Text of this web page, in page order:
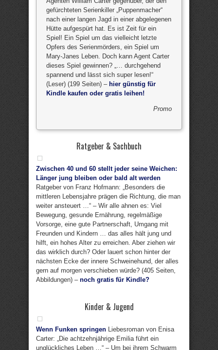
gefürchteten Serienkiller „Puppenmacher“
nach einer langen Jagd in einer abgelegenen
Hütte aufgespürt hat. Es ist Zeit für ein
Spiel! Ein Spiel um das vielleicht letzte
Opfers des Serienmörders, ein Spiel um
Mary-Janes Leben. Doch kann Agent Carter
dieses Spiel gewinnen? „… durchgehend
spannend und lässt sich super lesen!“
(Leser) (199 Seiten) – hier günstig für
Kindle kaufen oder gratis leihen!
Promo
Ratgeber & Sachbuch
Zwischen 40 und 60 stellt jeder seine Weichen:
Länger jung bleiben oder bald alt werden
Ratgeber von Franz Hofmann: „Besonders die
mittleren Lebensjahre prägen die Richtung, die man
weiter ansteuert …“ – Wir alle ahnen es: Viel
Bewegung, gesunde Ernährung, regelmäßige
Vorsorge, eine gute Partnerschaft, Umgang mit
Freunden und Kindern … das alles hält jung und
hilft, ein hohes Alter zu erreichen. Aber ziehen wir
das wirklich durch? Oder lauert schon hinter der
nächsten Ecke der innere Schweinehund, der alles
gern auf morgen verschieben würde? (405 Seiten,
Abbildungen) – noch gratis für Kindle?
Kinder & Jugend
Wenn Funken springen Liebesroman von Enisa
Carter: „Die achtzehnjährige Emilia führt ein
unglückliches Leben …“ – Um bei ihrem Schwarm